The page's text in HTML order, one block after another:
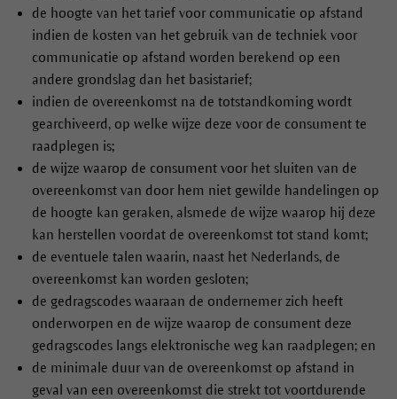
de hoogte van het tarief voor communicatie op afstand
indien de kosten van het gebruik van de techniek voor
communicatie op afstand worden berekend op een
andere grondslag dan het basistarief;
indien de overeenkomst na de totstandkoming wordt
gearchiveerd, op welke wijze deze voor de consument te
raadplegen is;
de wijze waarop de consument voor het sluiten van de
overeenkomst van door hem niet gewilde handelingen op
de hoogte kan geraken, alsmede de wijze waarop hij deze
kan herstellen voordat de overeenkomst tot stand komt;
de eventuele talen waarin, naast het Nederlands, de
overeenkomst kan worden gesloten;
de gedragscodes waaraan de ondernemer zich heeft
onderworpen en de wijze waarop de consument deze
gedragscodes langs elektronische weg kan raadplegen; en
de minimale duur van de overeenkomst op afstand in
geval van een overeenkomst die strekt tot voortdurende